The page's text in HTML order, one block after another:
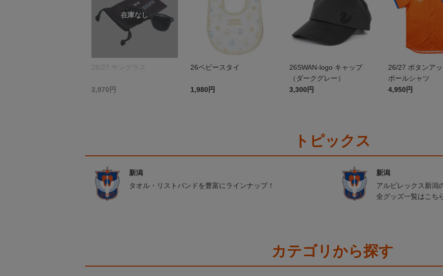
26/27 サングラス
2,970円
26ベビースタイ
1,980円
26SWAN-logo キャップ
（ダークグレー）
3,300円
26/27 ボタンア
ボールシャツ
4,950円
トピックス
新潟
タオル・リストバンドを豊富にラインナップ！
新潟
アルビレックス新潟
全グッズ一覧はこち
カテゴリから探す